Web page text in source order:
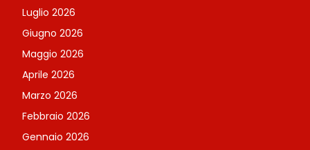
Luglio 2026
Giugno 2026
Maggio 2026
Aprile 2026
Marzo 2026
Febbraio 2026
Gennaio 2026